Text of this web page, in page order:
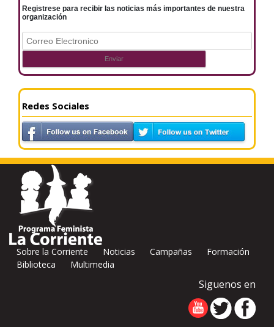
Registrese para recibir las noticias más importantes de nuestra
organización
Redes Sociales
Sobre la Corriente Noticias Campañas
Formación
Biblioteca
Multimedia
Siguenos en